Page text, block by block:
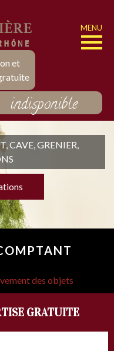
et
MENU
indisponible
CAVE, GRENIER,
des objets
GRATUITE